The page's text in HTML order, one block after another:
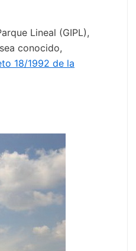
Lineal (GIPL),
conocido,
18/1992 de la